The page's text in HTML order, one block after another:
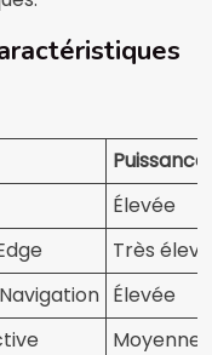
Élevée
Très
Élevée
Moyenne